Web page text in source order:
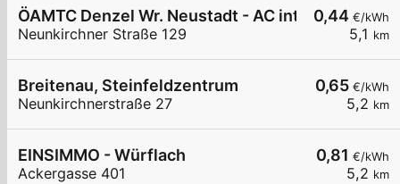
0,44 €/kWh
5,1 km
ÖAMTC Denzel Wr. Neustadt - AC intern 1
Neunkirchner Straße 129
0,65 €/kWh
5,2 km
Breitenau, Steinfeldzentrum
Neunkirchnerstraße 27
0,81 €/kWh
5,2 km
EINSIMMO - Würflach
Ackergasse 401